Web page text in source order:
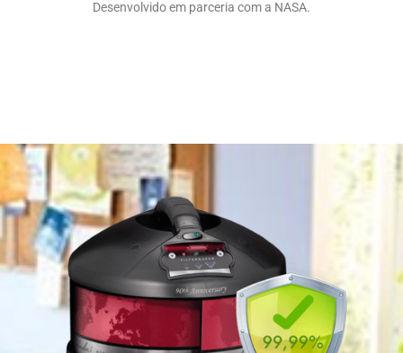
Desenvolvido em parceria com a NASA.